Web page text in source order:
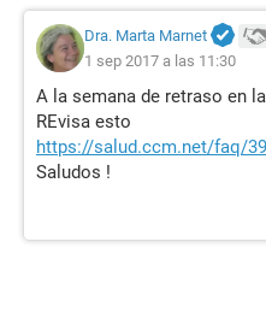
Dra. Marta Marnet
1 sep 2017 a las 11:30
A la semana de retraso en
REvisa esto
https://salud.ccm.net/faq/
Saludos !